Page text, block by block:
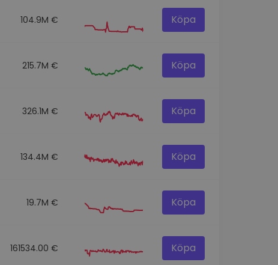
104.9M € Köpa
215.7M € Köpa
326.1M € Köpa
134.4M € Köpa
19.7M € Köpa
161534.00 € Köpa